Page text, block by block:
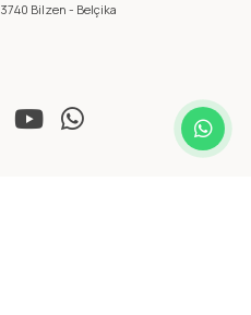
3740 Bilzen - Belçika